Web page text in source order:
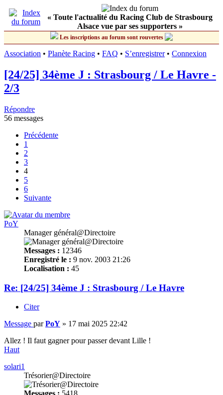
« Toute l'actualité du Racing Club de Strasbourg
Alsace vue par ses supporters »
Les inscriptions au forum sont rouvertes
Association • Planète Racing • FAQ • S’enregistrer• Connexion
[24/25] 34ème J : Strasbourg / Le Havre -
2/3
Répondre
56 messages
Précédente
1
2
3
4
5
6
Suivante
PoY
Manager général@Directoire
Messages : 12346
Enregistré le : 9 nov. 2003 21:26
Localisation : 45
Re: [24/25] 34ème J : Strasbourg / Le Havre
Citer
Message parPoY » 17 mai 2025 22:42
Allez ! Il faut gagner pour passer devant Lille !
Haut
solari1
Trésorier@Directoire